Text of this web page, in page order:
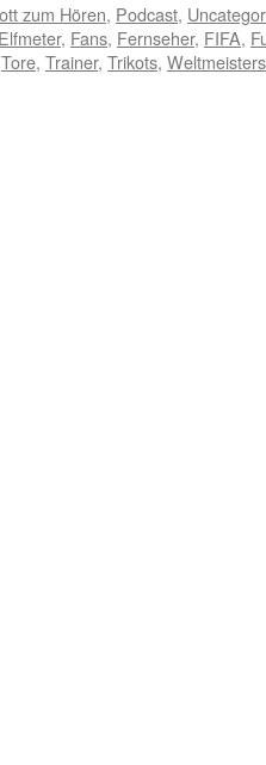
zum Hören, Podcast,
Elfmeter, Fans, Fernseher, FIFA,
Tore, Trainer, Trikots,